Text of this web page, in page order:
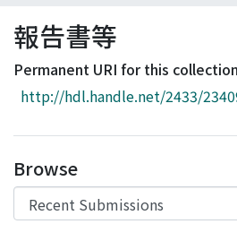
Communities
Browse
Download Ranking
Access Statistics
Library Network
報告書等
Permanent URI for this collection
http://hdl.handle.net/2433/
Browse